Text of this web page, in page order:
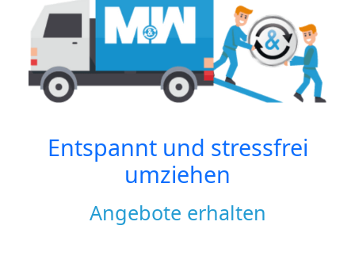
Entspannt und stressfrei
umziehen
Angebote erhalten